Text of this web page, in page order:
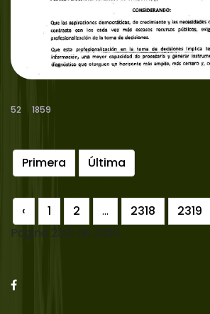
52 1859
Primera Última
‹ 1 2 ... 2318 2319
Pagina 2321 de 2330